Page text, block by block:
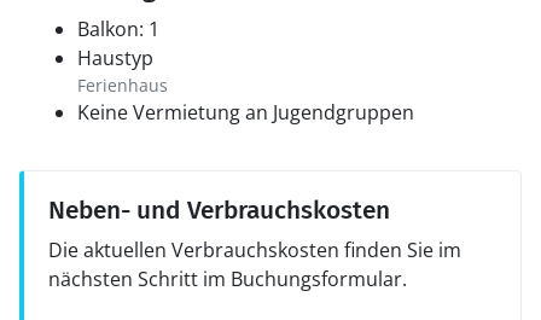
Balkon: 1
Haustyp
Ferienhaus
Keine Vermietung an Jugendgruppen
Neben- und Verbrauchskosten
Die aktuellen Verbrauchskosten finden Sie im
nächsten Schritt im Buchungsformular.